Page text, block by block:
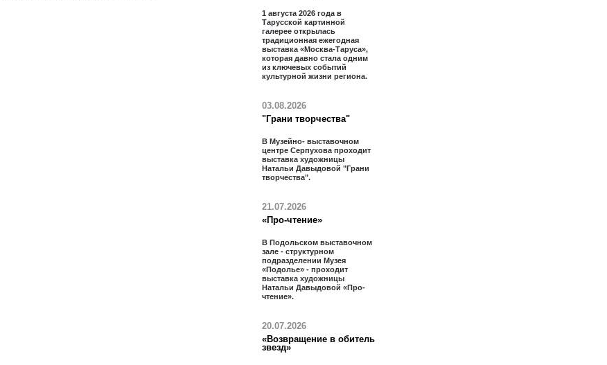
1 августа 2026 года в
Тарусcкой картинной
галерее открылась
традиционная ежегодная
выставка «Москва-Таруса»,
которая давно стала одним
из ключевых событий
культурной жизни региона.
03.08.2026
"Грани творчества"
В Музейно- выставочном
центре Серпухова проходит
выставка художницы
Натальи Давыдовой "Грани
творчества".
21.07.2026
«Про-чтение»
В Подольском выставочном
зале - структурном
подразделении Музея
«Подолье» - проходит
выставка художницы
Натальи Давыдовой «Про-
чтение».
20.07.2026
«Возвращение в обитель
звезд»